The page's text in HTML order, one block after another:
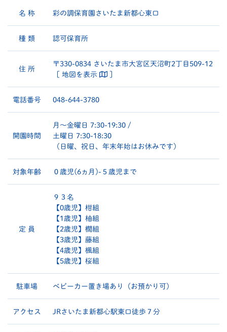
名 称 彩の調保育園さいたま新都心東口
種 類 認可保育所
住 所
〒330-0834 さいたま市大宮区天沼町2丁目509-12
［ 地図を表示
電話番号 048-644-3780
開園時間
月〜金曜日 7:30-19:30 /
土曜日 7:30-18:30
（日曜、祝日、年末年始はお休みです）
対象年齢 ０歳児(6ヵ月)-５歳児まで
定 員
９３名
【0歳児】柑組
【1歳児】柚組
【2歳児】櫚組
【3歳児】藤組
【4歳児】楓組
【5歳児】桜組
駐車場 ベビーカー置き場あり（お預かり可）
アクセス JRさいたま新都心駅東口徒歩７分